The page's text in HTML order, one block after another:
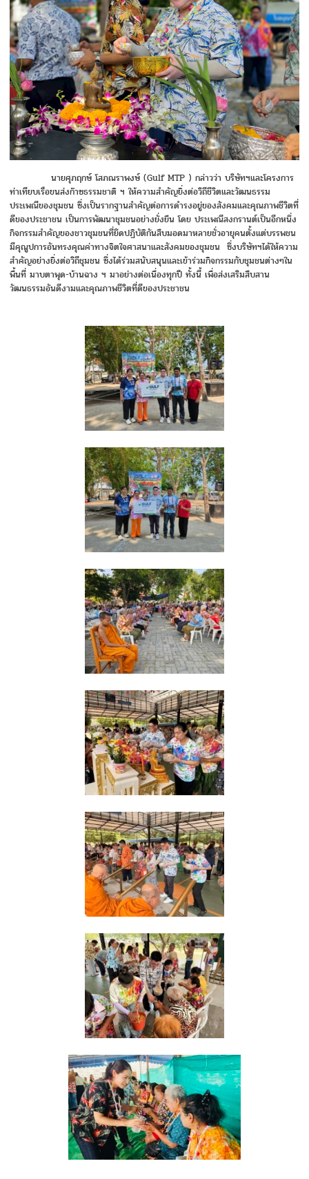
นายศุภฤกษ์ โสภณราพงษ์ (Gulf MTP ) กล่าวว่า บริษัทฯและโครงการ
ท่าเทียบเรือขนส่งก๊าซธรรมชาติ ฯ ให้ความสำคัญยิ่งต่อวิถีชีวิตและวัฒนธรรม
ประเพณีของชุมชน ซึ่งเป็นรากฐานสำคัญต่อการดำรงอยู่ของสังคมและคุณภาพชีวิตที่
ดีของประชาชน เป็นการพัฒนาชุมชนอย่างยั่งยืน โดย ประเพณีสงกรานต์เป็นอีกหนึ่ง
กิจกรรมสำคัญของชาวชุมชนที่ยึดปฏิบัติกันสืบมอดมาหลายชั่วอายุคนตั้งแต่บรรพชน
มีคุณูปการอันทรงคุณค่าทางจิตใจศาสนาและสังคมของชุมชน ซึ่งบริษัทฯได้ให้ความ
สำคัญอย่างยิ่งต่อวิถีชุมชน ซึ่งได้ร่วมสนับสนุนและเข้าร่วมกิจกรรมกับชุมชนต่างๆใน
พื้นที่ มาบตาพุด-บ้านฉาง ฯ มาอย่างต่อเนื่องทุกปี ทั้งนี้ เพื่อส่งเสริมสืบสาน
วัฒนธรรมอันดีงามและคุณภาพชีวิตที่ดีของประชาชน